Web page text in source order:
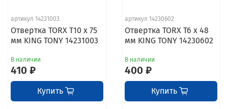
артикул 14231003
Отвертка TORX T10 x 75
мм KING TONY 14231003
В наличии
410 ₽
Купить
артикул 14230602
Отвертка TORX T6 x 48
мм KING TONY 14230602
В наличии
400 ₽
Купить